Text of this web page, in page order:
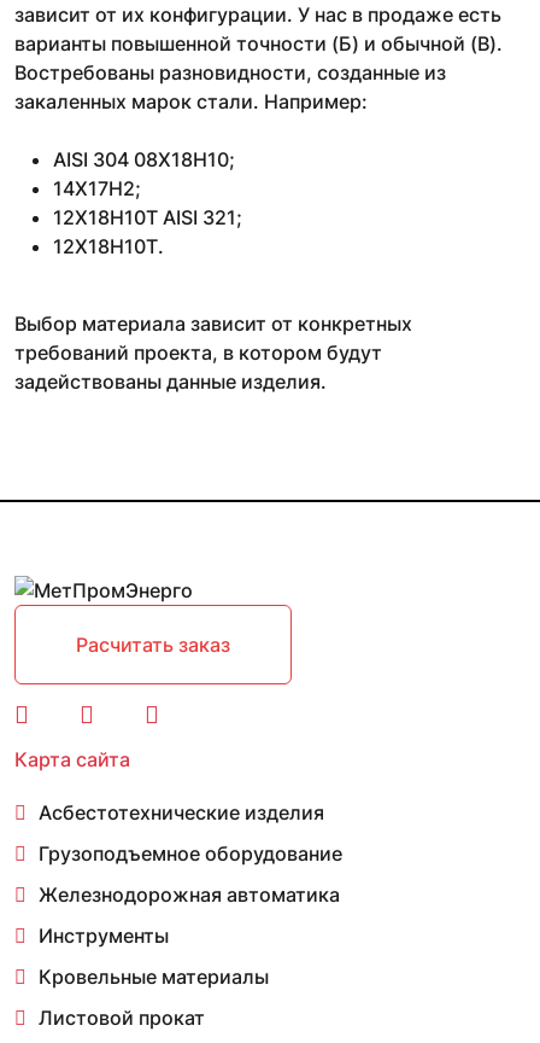
зависит от их конфигурации. У нас в продаже есть
варианты повышенной точности (Б) и обычной (В).
Востребованы разновидности, созданные из
закаленных марок стали. Например:
AISI 304 08Х18Н10;
14Х17Н2;
12Х18Н10Т AISI 321;
12Х18Н10Т.
Выбор материала зависит от конкретных
требований проекта, в котором будут
задействованы данные изделия.
Расчитать заказ
Карта сайта
Асбестотехнические изделия
Грузоподъемное оборудование
Железнодорожная автоматика
Инструменты
Кровельные материалы
Листовой прокат